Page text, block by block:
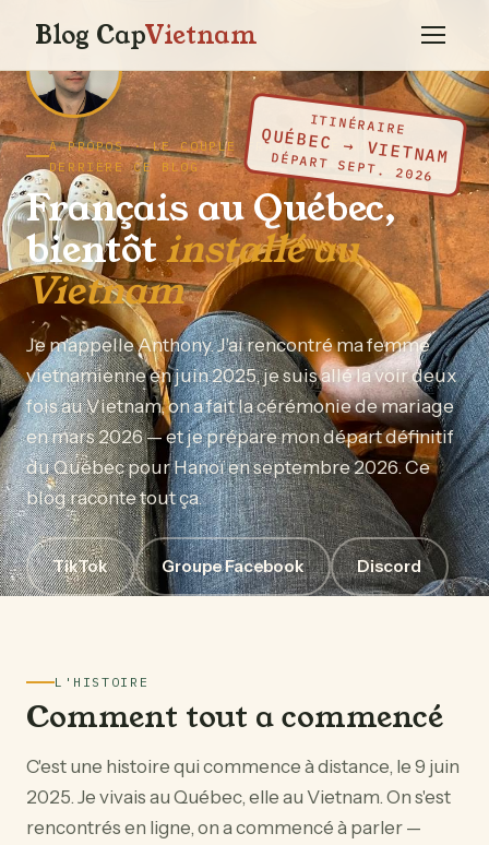
Blog CapVietnam
ITINÉRAIRE
QUÉBEC → VIETNAM
DÉPART SEPT. 2026
À PROPOS · LE COUPLE FRANCO-VIETNAMIEN
DERRIÈRE CE BLOG
Français au Québec,
bientôtinstallé au
Vietnam
Je m'appelle Anthony. J'ai rencontré ma femme
vietnamienne en juin 2025, je suis allé la voir deux
fois au Vietnam, on a fait la cérémonie de mariage
en mars 2026 — et je prépare mon départ définitif
du Québec pour Hanoï en septembre 2026. Ce
blog raconte tout ça.
TikTok Groupe Facebook Discord
L'HISTOIRE
Comment tout a commencé
C'est une histoire qui commence à distance, le 9 juin
2025. Je vivais au Québec, elle au Vietnam. On s'est
rencontrés en ligne, on a commencé à parler —